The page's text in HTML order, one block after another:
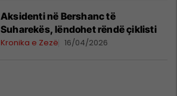
Aksidenti në Bershanc të
Suharekës, lëndohet rëndë çiklisti
Kronika e Zezë 16/04/2026